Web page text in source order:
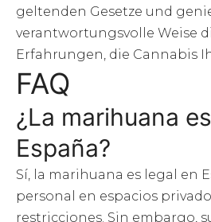
geltenden Gesetze und
verantwortungsvolle Weise
Erfahrungen, die Cannabis
FAQ
¿La marihuana
España?
Sí, la marihuana es legal en
personal en espacios
restricciones. Sin embargo,